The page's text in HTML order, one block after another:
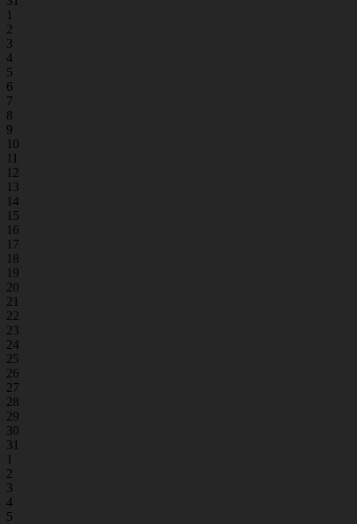
1
2
3
4
5
6
7
8
9
10
11
12
13
14
15
16
17
18
19
20
21
22
23
24
25
26
27
28
29
30
31
1
2
3
4
5